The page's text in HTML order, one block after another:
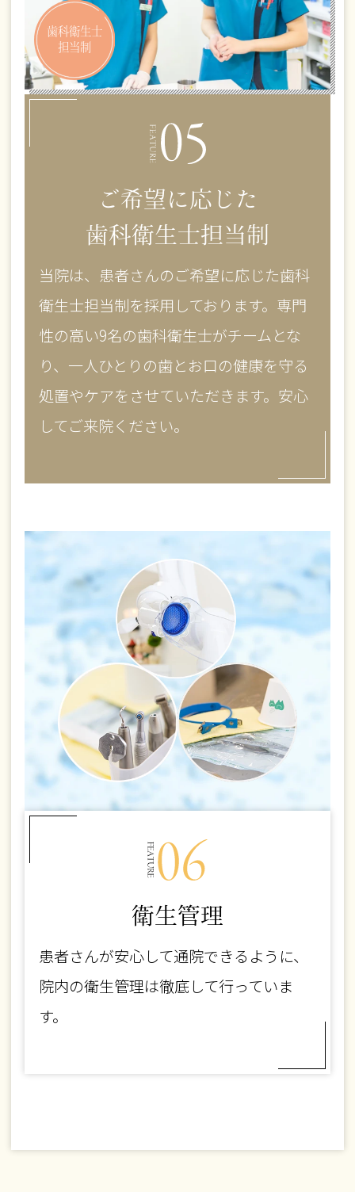
歯科衛生士
担当制
ご希望に応じた
歯科衛生士担当制
当院は、患者さんのご希望に応じた歯科
衛生士担当制を採用しております。専門
性の高い9名の歯科衛生士がチームとな
り、一人ひとりの歯とお口の健康を守る
処置やケアをさせていただきます。安心
してご来院ください。
衛生管理
患者さんが安心して通院できるように、
院内の衛生管理は徹底して行っていま
す。